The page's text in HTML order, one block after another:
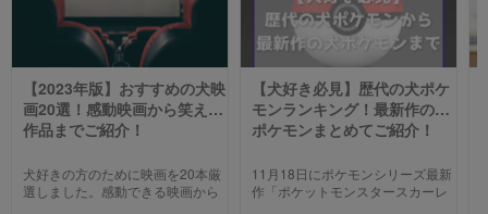
【2023年版】おすすめの犬映
画20選！感動映画から笑える
作品までご紹介！
犬好きの方のために映画を20本厳
選しました。感動できる映画から
【犬好き必見】歴代の犬ポケ
モンランキング！最新作の犬
ポケモンまとめてご紹介！
11月18日にポケモンシリーズ最新
作「ポケットモンスタースカーレ